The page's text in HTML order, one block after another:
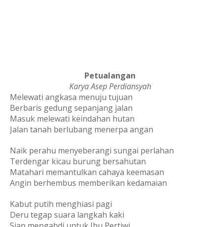
Petualangan
Karya Asep Perdiansyah
Melewati angkasa menuju tujuan
Berbaris gedung sepanjang jalan
Masuk melewati keindahan hutan
Jalan tanah berlubang menerpa angan
Naik perahu menyeberangi sungai perlahan
Terdengar kicau burung bersahutan
Matahari memantulkan cahaya keemasan
Angin berhembus memberikan kedamaian
Kabut putih menghiasi pagi
Deru tegap suara langkah kaki